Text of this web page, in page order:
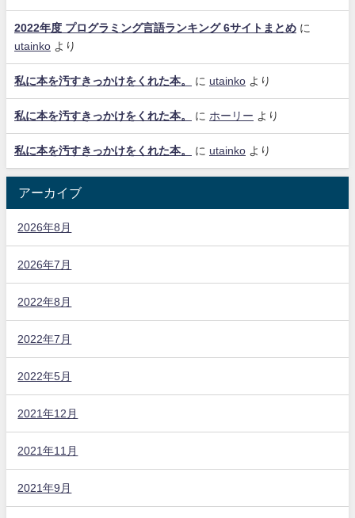
2022年度 プログラミング言語ランキング 6サイトまとめ に
utainko より
私に本を汚すきっかけをくれた本。 に utainko より
私に本を汚すきっかけをくれた本。 に ホーリー より
私に本を汚すきっかけをくれた本。 に utainko より
アーカイブ
2026年8月
2026年7月
2022年8月
2022年7月
2022年5月
2021年12月
2021年11月
2021年9月